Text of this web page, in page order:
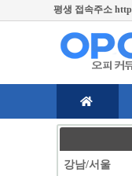
주소변경 및 긴급
강남/서울